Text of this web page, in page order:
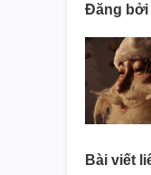
Đăng bởi
Bài viết